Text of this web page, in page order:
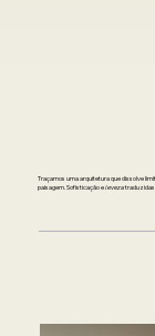
Traçamos uma arquitetura que dissolve
paisagem. Sofisticação elevezatraduzidas